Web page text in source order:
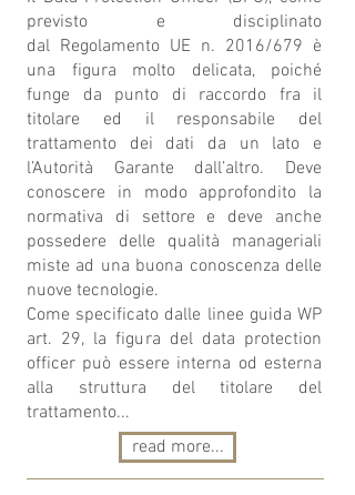
previsto e disciplinato
dal Regolamento UE n. 2016/679 è
una figura molto delicata, poiché
funge da punto di raccordo fra il
titolare ed il responsabile del
trattamento dei dati da un lato e
l’Autorità Garante dall’altro. Deve
conoscere in modo approfondito la
normativa di settore e deve anche
possedere delle qualità manageriali
miste ad una buona conoscenza delle
nuove tecnologie.
Come specificato dalle linee guida WP
art. 29, la figura del data protection
officer può essere interna od esterna
alla struttura del titolare del
trattamento...
read more...